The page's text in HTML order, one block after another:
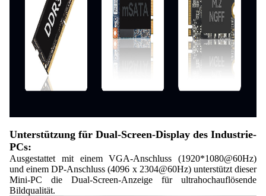
Unterstützung für Dual-Screen-Display des Industrie-
PCs:
Ausgestattet mit einem VGA-Anschluss (1920*1080@60Hz)
und einem DP-Anschluss (4096 x 2304@60Hz) unterstützt dieser
Mini-PC die Dual-Screen-Anzeige für ultrahochauflösende
Bildqualität.